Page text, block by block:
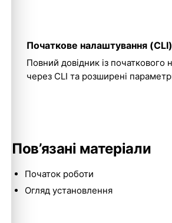
Початкове налаштування (CLI)
Повний довідник із початкового
через CLI та розширені
Пов’язані матеріали
Початок роботи
Огляд установлення
Molty